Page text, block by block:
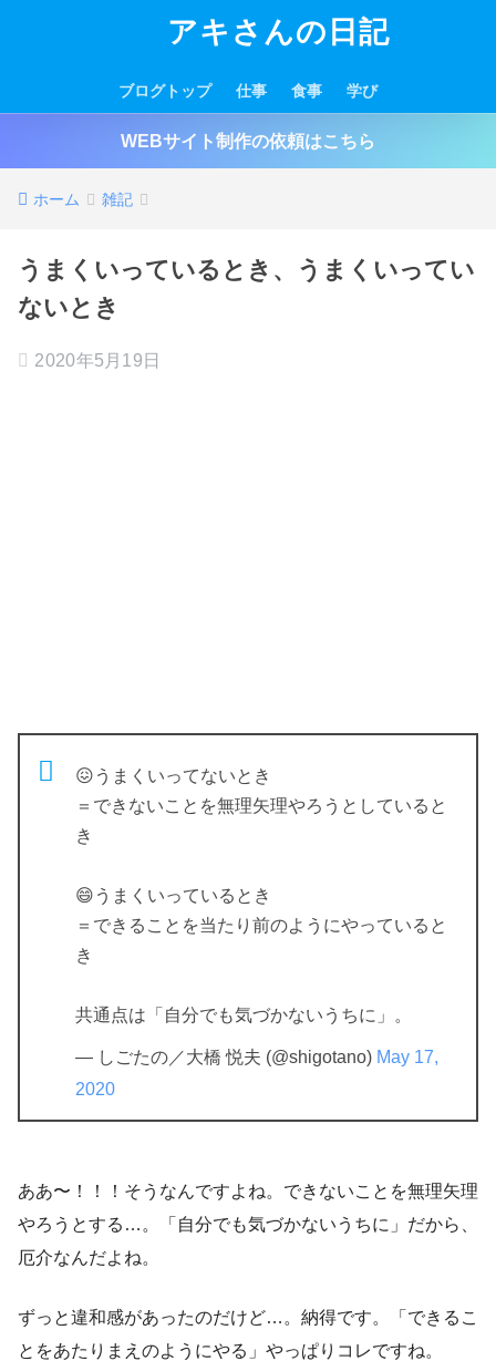
アキさんの日記
ブログトップ 仕事 食事 学び
WEBサイト制作の依頼はこちら
ホーム 雑記
うまくいっているとき、うまくいってい
ないとき
2020年5月19日
😖うまくいってないとき
＝できないことを無理矢理やろうとしていると
き
😄うまくいっているとき
＝できることを当たり前のようにやっていると
き
共通点は「自分でも気づかないうちに」。
— しごたの／大橋 悦夫 (@shigotano) May 17,
2020
ああ〜！！！そうなんですよね。できないことを無理矢理
やろうとする…。「自分でも気づかないうちに」だから、
厄介なんだよね。
ずっと違和感があったのだけど…。納得です。「できるこ
とをあたりまえのようにやる」やっぱりコレですね。